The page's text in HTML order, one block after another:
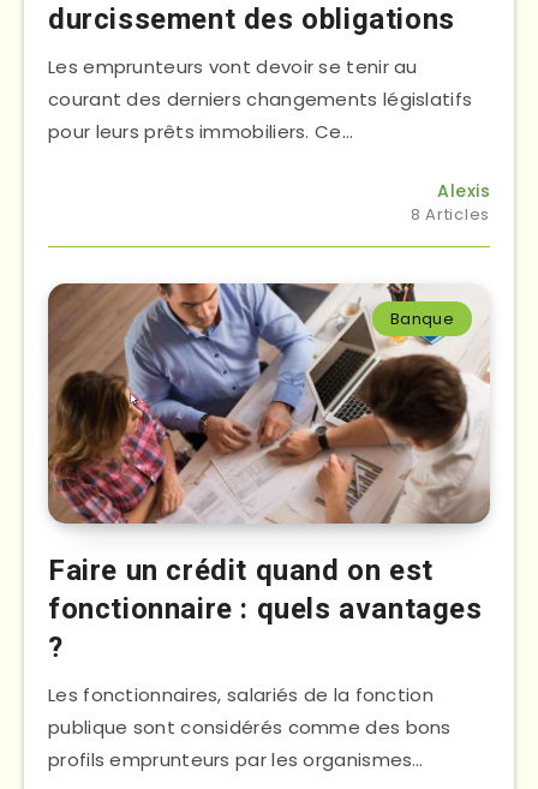
durcissement des obligations
Les emprunteurs vont devoir se tenir au
courant des derniers changements législatifs
pour leurs prêts immobiliers. Ce…
Alexis
8 Articles
Banque
Faire un crédit quand on est
fonctionnaire : quels avantages
?
Les fonctionnaires, salariés de la fonction
publique sont considérés comme des bons
profils emprunteurs par les organismes…